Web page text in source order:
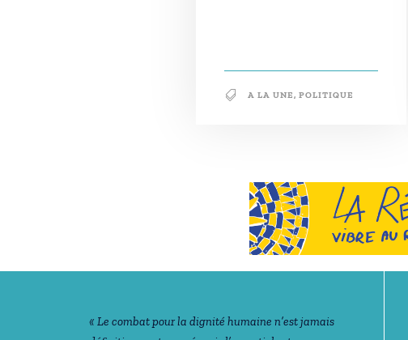
A LA UNE, POLITIQUE
Notre philosophie
« Le combat pour la dignité humaine n’est jamais